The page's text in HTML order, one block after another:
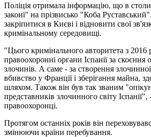
Поліція отримала інформацію, що в
законі" на прізвисько "Коба
закріпитися в Києві і відновити свої
кримінальному середовищі.
"Цього кримінального авторитета з
правоохоронні органи Іспанії за
злочинів. А саме - за створення злочинної
вбивство у Франції і зберігання майна,
шляхом. Також він був так званим
представників злочинного світу
правоохоронці.
Протягом останніх років він
змінюючи країни перебування.